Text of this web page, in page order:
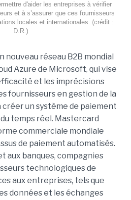
d'aider les entreprises à vérifier
et à s’assurer que ces fournisseurs
locales et internationales. (crédit :
D.R.)
nouveau réseau B2B mondial
Azure de Microsoft, qui vise
et les imprécisions
fournisseurs en gestion de la
un système de paiement
temps réel. Mastercard
commerciale mondiale
de paiement automatisés.
aux banques, compagnies
technologiques de
aux entreprises, tels que
données et les échanges